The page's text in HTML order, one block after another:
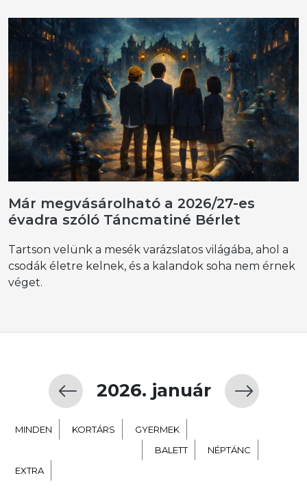
Már megvásárolható a 2026/27-es
évadra szóló Táncmatiné Bérlet
Tartson velünk a mesék varázslatos világába, ahol a
csodák életre kelnek, és a kalandok soha nem érnek
véget.
2026. január
MINDEN KORTÁRS
GYERMEK
BALETT
NÉPTÁNC
EXTRA